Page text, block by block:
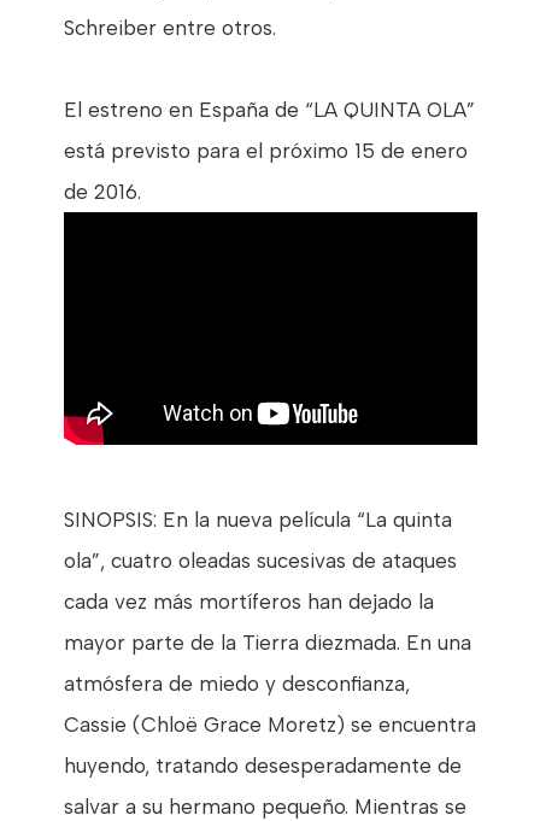
Schreiber entre otros.
El estreno en España de “LA QUINTA OLA”
está previsto para el próximo 15 de enero
de 2016.
SINOPSIS: En la nueva película “La quinta
ola”, cuatro oleadas sucesivas de ataques
cada vez más mortíferos han dejado la
mayor parte de la Tierra diezmada. En una
atmósfera de miedo y desconfianza,
Cassie (Chloë Grace Moretz) se encuentra
huyendo, tratando desesperadamente de
salvar a su hermano pequeño. Mientras se